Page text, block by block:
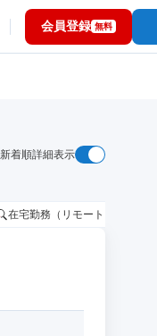
会員登録 無料
新着順詳細表示
在宅勤務（リモートワーク）OK